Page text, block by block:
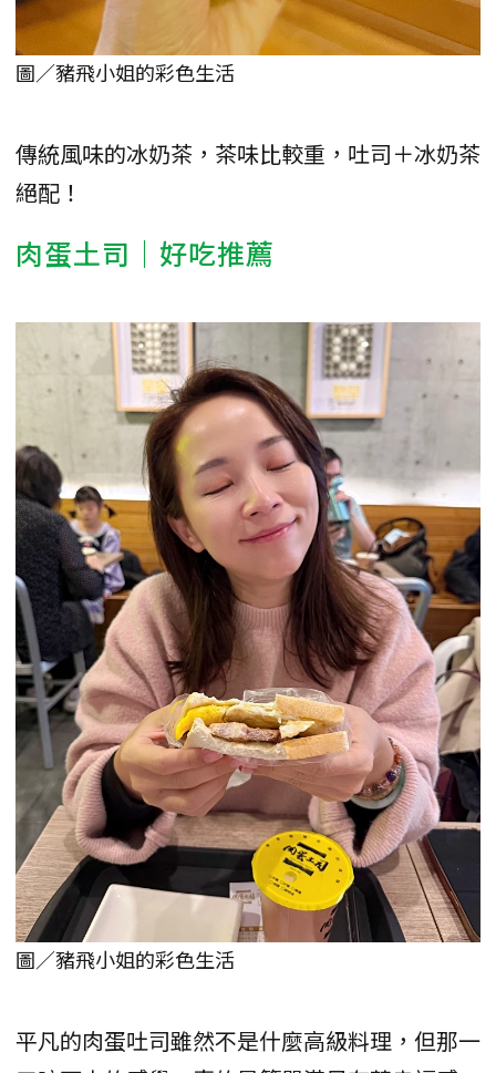
圖／豬飛小姐的彩色生活
傳統風味的冰奶茶，茶味比較重，吐司＋冰奶茶
絕配！
肉蛋土司｜好吃推薦
圖／豬飛小姐的彩色生活
平凡的肉蛋吐司雖然不是什麼高級料理，但那一